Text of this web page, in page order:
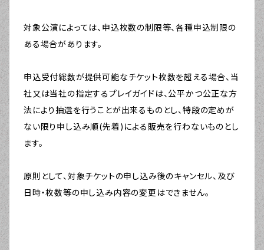
対象公演によっては、申込枚数の制限等、各種申込制限の
ある場合があります。
申込受付総数が提供可能なチケット枚数を超える場合、当
社又は当社の指定するプレイガイドは、公平かつ公正な方
法により抽選を行うことが出来るものとし、特段の定めが
ない限り申し込み順(先着)による販売を行わないものとし
ます。
原則として、対象チケットの申し込み後のキャンセル、及び
日時・枚数等の申し込み内容の変更はできません。